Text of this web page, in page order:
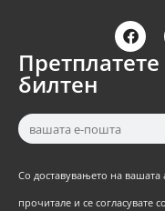
билтен
Со доставувањето на вашата
прочитале и се согласувате